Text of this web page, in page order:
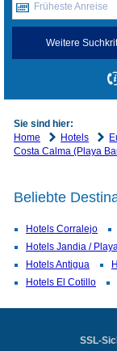
Früheste Anreise
Weitere
Sie sind hier:
Home
Hotels
Costa Calma (Playa
Beliebte
Hotels Corralejo
Hotels Jandia /
Hotels Antigua
Hotels El Cotillo
SSL-